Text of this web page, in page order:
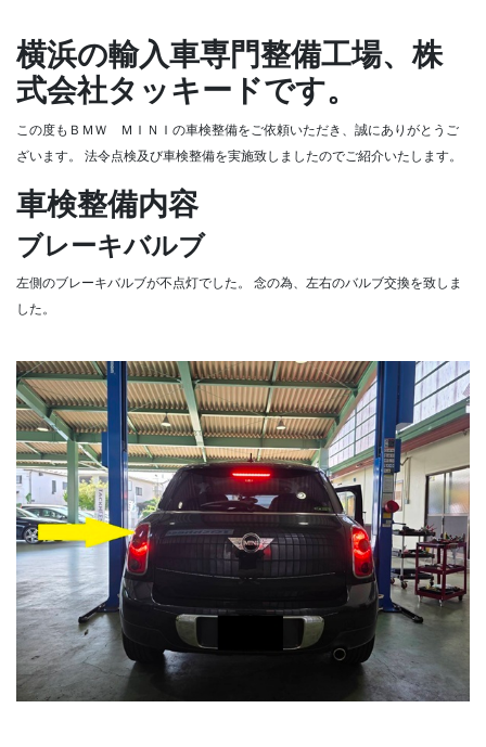
横浜の輸入車専門整備工場、株
式会社タッキードです。
この度もＢＭＷ ＭＩＮＩの車検整備をご依頼いただき、誠にありがとうご
ざいます。
法令点検及び車検整備を実施致しましたのでご紹介いたします。
車検整備内容
ブレーキバルブ
左側のブレーキバルブが不点灯でした。
念の為、左右のバルブ交換を致しま
した。